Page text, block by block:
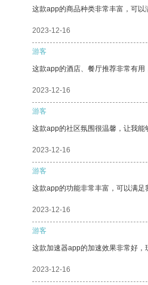
这款app的商品种类非常丰富，可以
2023-12-16
游客
这款app的酒店、餐厅推荐非常有用
2023-12-16
游客
这款app的社区氛围很温馨，让我能
2023-12-16
游客
这款app的功能非常丰富，可以满足
2023-12-16
游客
这款加速器app的加速效果非常好，
2023-12-16